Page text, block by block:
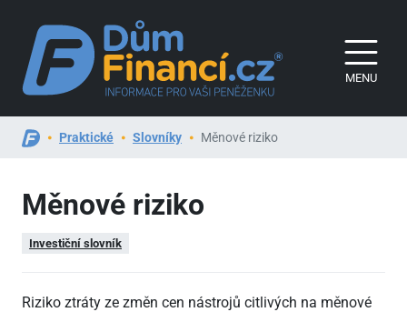
MENU
Praktické Slovníky Měnové riziko
Měnové riziko
Investiční slovník
Riziko ztráty ze změn cen nástrojů citlivých na měnové